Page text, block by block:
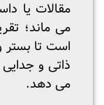
مقالات یا
می ماند؛
است تا
ذاتی و
می دهد.